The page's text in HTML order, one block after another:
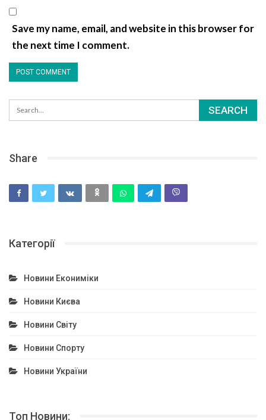
Save my name, email, and website in this browser for
the next time I comment.
Share
Категорії
Новини Екониміки
Новини Києва
Новини Світу
Новини Спорту
Новини України
Топ Новини: